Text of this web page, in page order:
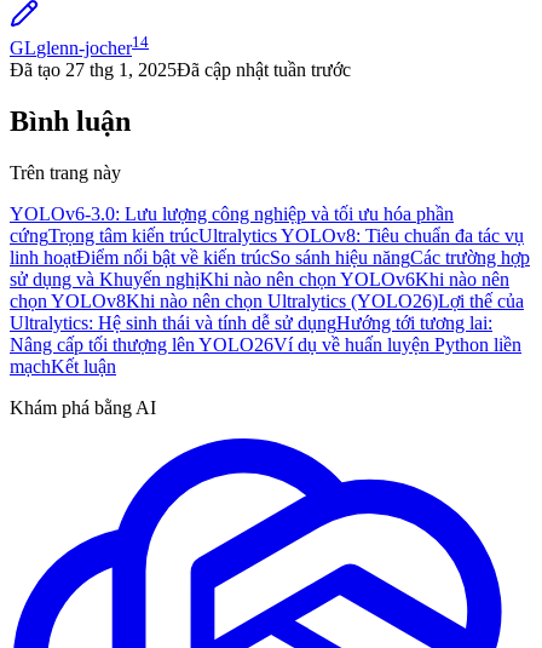
GLglenn-jocher14
Đã tạo 27 thg 1, 2025Đã cập nhật tuần trước
Bình luận
Trên trang này
YOLOv6-3.0: Lưu lượng công nghiệp và tối ưu hóa phần
cứngTrọng tâm kiến trúcUltralytics YOLOv8: Tiêu chuẩn đa tác vụ
linh hoạtĐiểm nổi bật về kiến trúcSo sánh hiệu năngCác trường hợp
sử dụng và Khuyến nghịKhi nào nên chọn YOLOv6Khi nào nên
chọn YOLOv8Khi nào nên chọn Ultralytics (YOLO26)Lợi thế của
Ultralytics: Hệ sinh thái và tính dễ sử dụngHướng tới tương lai:
Nâng cấp tối thượng lên YOLO26Ví dụ về huấn luyện Python liền
mạchKết luận
Khám phá bằng AI